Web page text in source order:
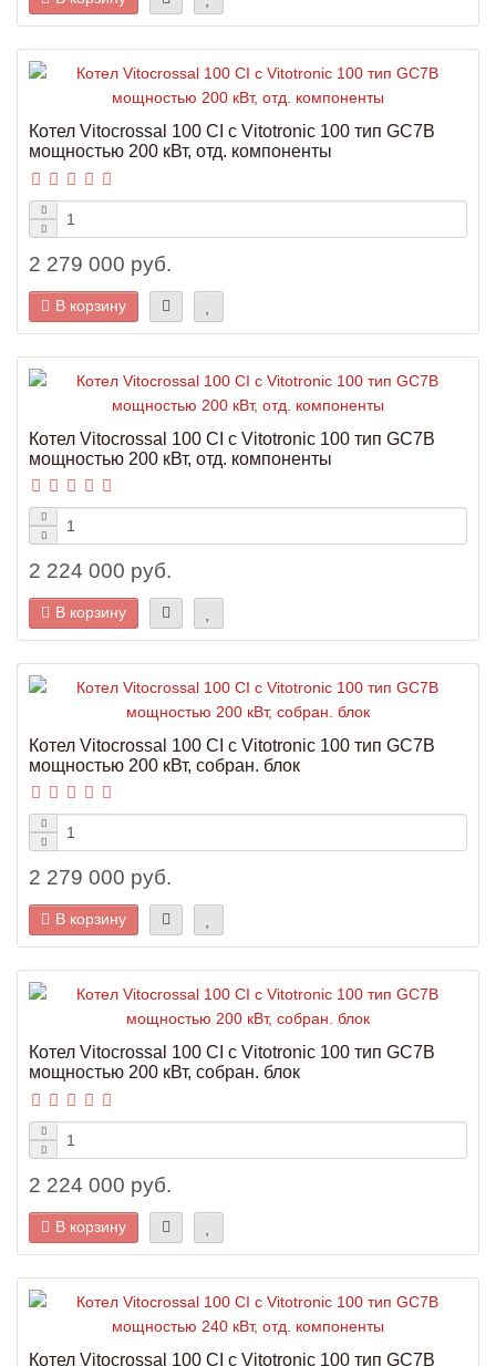
Котел Vitocrossal 100 CI с Vitotronic 100 тип GC7B
мощностью 200 кВт, отд. компоненты
2 279 000 руб.
В корзину
Котел Vitocrossal 100 CI с Vitotronic 100 тип GC7B
мощностью 200 кВт, отд. компоненты
2 224 000 руб.
В корзину
Котел Vitocrossal 100 CI с Vitotronic 100 тип GC7B
мощностью 200 кВт, собран. блок
2 279 000 руб.
В корзину
Котел Vitocrossal 100 CI с Vitotronic 100 тип GC7B
мощностью 200 кВт, собран. блок
2 224 000 руб.
В корзину
Котел Vitocrossal 100 CI с Vitotronic 100 тип GC7B